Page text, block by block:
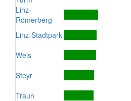
Linz-
Römerberg
Linz-Stadtpark
Wels
Steyr
Traun